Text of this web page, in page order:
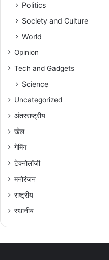
Politics
Society and Culture
World
Opinion
Tech and Gadgets
Science
Uncategorized
अंतरराष्ट्रीय
खेल
गेमिंग
टेक्नोलॉजी
मनोरंजन
राष्ट्रीय
स्थानीय